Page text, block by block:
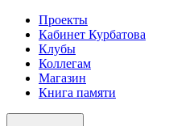
Проекты
Кабинет Курбатова
Клубы
Коллегам
Магазин
Книга памяти